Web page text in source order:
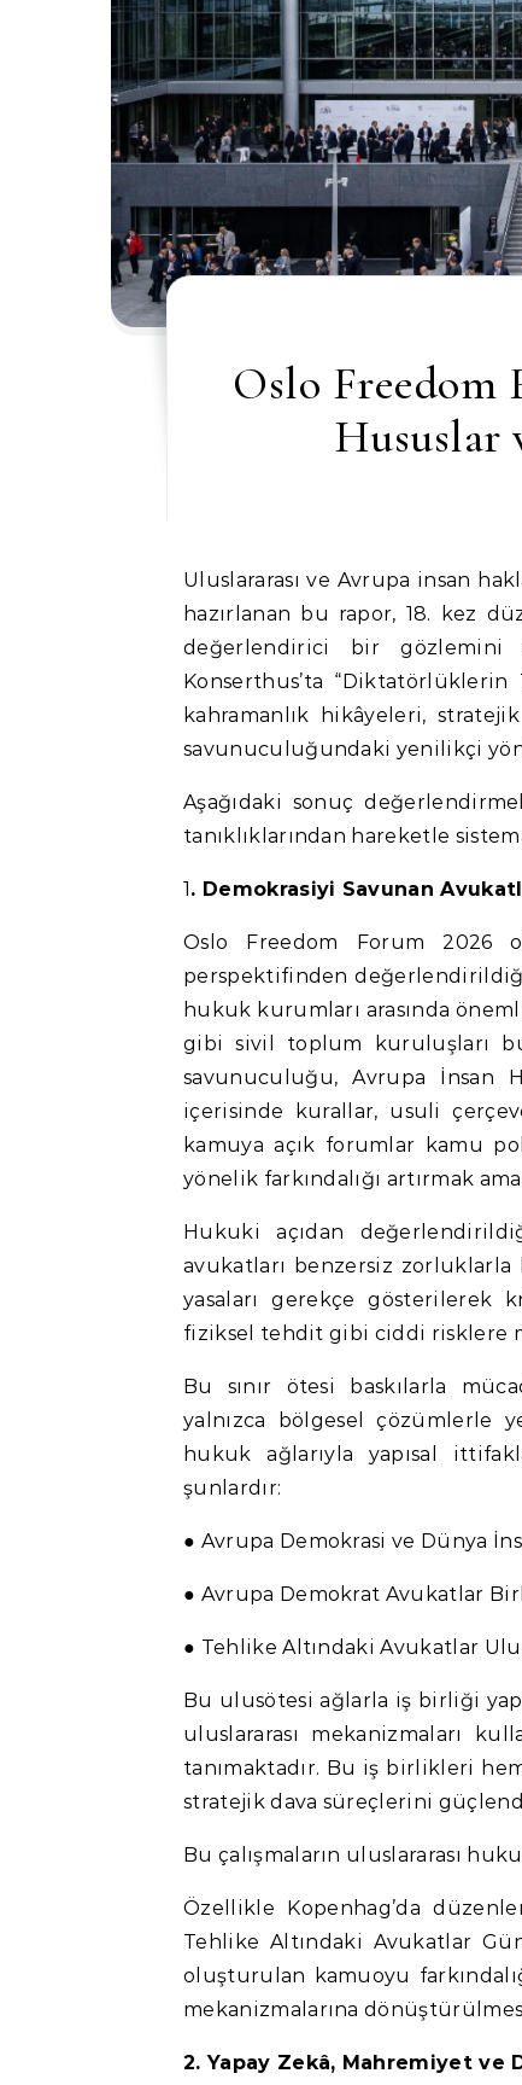
Oslo Freedom
Hususlar
Uluslararası ve Avrupa insan hakları hukuku alanında uzman bir hukukçunun bakış açısından
hazırlanan bu rapor, 18. kez
değerlendirici bir gözlemini
Konserthus’ta
kahramanlık hikâyeleri,
savunuculuğundaki yenilikçi
Aşağıdaki sonuç
tanıklıklarından hareketle
1. Demokrasiyi Savunan
Oslo Freedom Forum 2026
perspektifinden
hukuk kurumları arasında
gibi sivil toplum kuruluşları bu
savunuculuğu, Avrupa İnsan
içerisinde kurallar, usuli
kamuya açık forumlar kamu
yönelik farkındalığı artırmak
Hukuki açıdan
avukatları benzersiz zorluklarla
yasaları gerekçe gösterilerek
fiziksel tehdit gibi ciddi risklere
Bu sınır ötesi baskılarla
yalnızca bölgesel çözümlerle
hukuk ağlarıyla yapısal
şunlardır:
● Avrupa Demokrasi ve Dünya
● Avrupa Demokrat Avukatlar
● Tehlike Altındaki Avukatlar
Bu ulusötesi ağlarla iş birliği
uluslararası mekanizmaları
tanımaktadır. Bu iş birlikleri
stratejik dava süreçlerini
Bu çalışmaların uluslararası
Özellikle Kopenhag’da
Tehlike Altındaki Avukatlar
oluşturulan kamuoyu
mekanizmalarına
2. Yapay Zekâ, Mahremiyet ve